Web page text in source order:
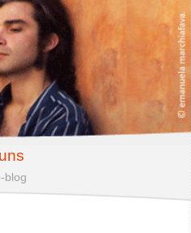
blog